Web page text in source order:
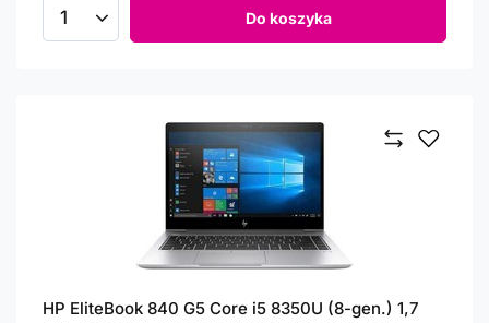
Ilość produktów Do koszyka
HP EliteBook 840 G5 Core i5 8350U (8-gen.) 1,7